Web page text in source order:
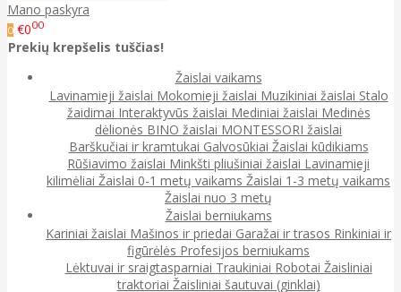
Mano paskyra
0 €000
Prekių krepšelis tuščias!
Žaislai vaikams
Lavinamieji žaislai Mokomieji žaislai Muzikiniai žaislai Stalo
žaidimai Interaktyvūs žaislai Mediniai žaislai Medinės
dėlionės BINO žaislai MONTESSORI žaislai
Barškučiai ir kramtukai Galvosūkiai Žaislai kūdikiams
Rūšiavimo žaislai Minkšti pliušiniai žaislai Lavinamieji
kilimėliai Žaislai 0-1 metų vaikams Žaislai 1-3 metų vaikams
Žaislai nuo 3 metų
Žaislai berniukams
Kariniai žaislai Mašinos ir priedai Garažai ir trasos Rinkiniai ir
figūrėlės Profesijos berniukams
Lėktuvai ir sraigtasparniai Traukiniai Robotai Žaisliniai
traktoriai Žaisliniai šautuvai (ginklai)